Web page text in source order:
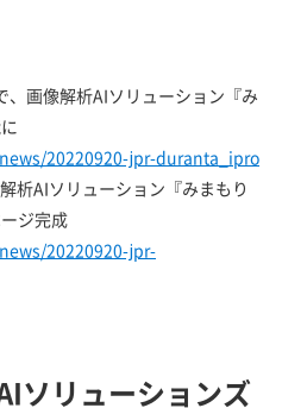
、画像解析AIソリューション『み
20220920-jpr-duranta_ipro
析AIソリューション『みまもり
ジ完成
20220920-jpr-
ソリューションズ